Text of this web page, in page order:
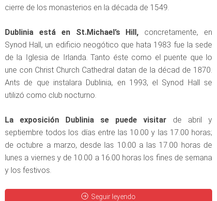
cierre de los monasterios en la década de 1549.
Dublinia está en St.Michael’s Hill, concretamente, en
Synod Hall, un edificio neogótico que hata 1983 fue la sede
de la Iglesia de Irlanda. Tanto éste como el puente que lo
une con Christ Church Cathedral datan de la décad de 1870.
Ants de que instalara Dublinia, en 1993, el Synod Hall se
utilizó como club nocturno.
La exposición Dublinia se puede visitar de abril y
septiembre todos los días entre las 10.00 y las 17.00 horas;
de octubre a marzo, desde las 10.00 a las 17.00 horas de
lunes a viernes y de 10.00 a 16.00 horas los fines de semana
y los festivos.
Seguir leyendo